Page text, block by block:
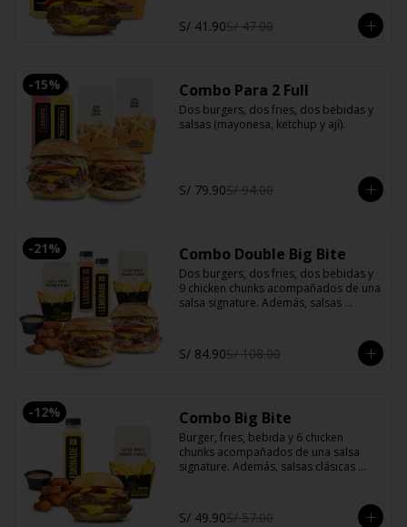
S/ 41.90S/ 47.00
-15% Combo Para 2 Full
Dos burgers, dos fries, dos bebidas y
salsas (mayonesa, ketchup y ají).
S/ 79.90S/ 94.00
-21% Combo Double Big Bite
Dos burgers, dos fries, dos bebidas y
9 chicken chunks acompañados de una
salsa signature. Además, salsas
S/ 84.90S/ 108.00
-12% Combo Big Bite
Burger, fries, bebida y 6 chicken
chunks acompañados de una salsa
signature. Además, salsas clásicas
S/ 49.90S/ 57.00